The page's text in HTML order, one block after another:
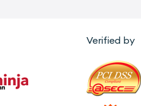
Verified by